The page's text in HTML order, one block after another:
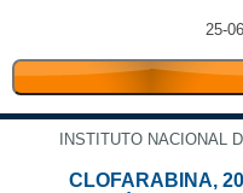
25-
INSTITUTO NACIONAL
CLOFARABINA,